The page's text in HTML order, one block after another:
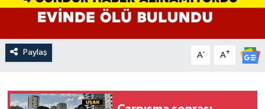
Paylaş A- A+